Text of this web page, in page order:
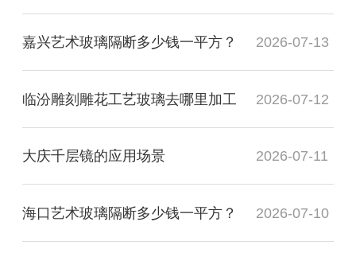
嘉兴艺术玻璃隔断多少钱一平方？ 2026-07-13
临汾雕刻雕花工艺玻璃去哪里加工 2026-07-12
大庆千层镜的应用场景 2026-07-11
海口艺术玻璃隔断多少钱一平方？ 2026-07-10